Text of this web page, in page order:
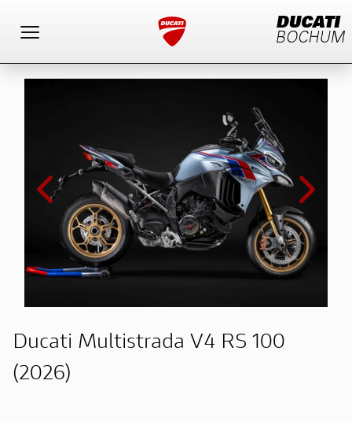
Ducati Multistrada V4 RS 100
(2026)